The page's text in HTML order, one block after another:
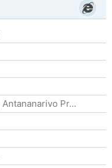
Antananarivo Pr...